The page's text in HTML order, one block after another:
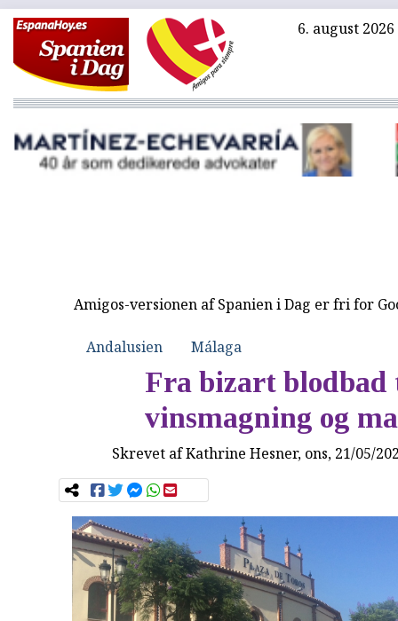
6. august 2026
Amigos-versionen af Spanien i Dag er fri for
Andalusien Málaga
Fra bizart
vinsmagning og
Skrevet afKathrine Hesner, ons, 21/05/